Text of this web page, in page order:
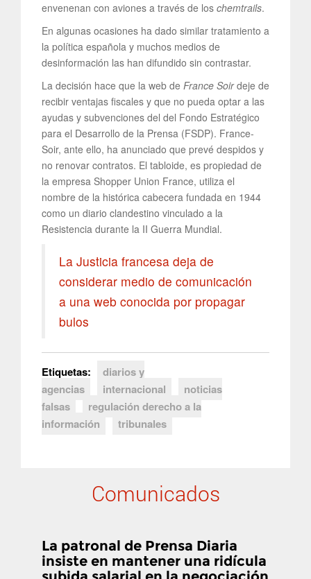
envenenan con aviones a través de los chemtrails.
En algunas ocasiones ha dado similar tratamiento a
la política española y muchos medios de
desinformación las han difundido sin contrastar.
La decisión hace que la web de France Soirdeje de
recibir ventajas fiscales y que no pueda optar a las
ayudas y subvenciones del del Fondo Estratégico
para el Desarrollo de la Prensa (FSDP). France-
Soir, ante ello, ha anunciado que prevé despidos y
no renovar contratos. El tabloide, es propiedad de
la empresa Shopper Union France, utiliza el
nombre de la histórica cabecera fundada en 1944
como un diario clandestino vinculado a la
Resistencia durante la II Guerra Mundial.
La Justicia francesa deja de
considerar medio de comunicación
a una web conocida por propagar
bulos
Etiquetas:
diarios y
agencias
internacional
noticias
falsas
regulación derecho a la
información
tribunales
Comunicados
La patronal de Prensa Diaria
insiste en mantener una ridícula